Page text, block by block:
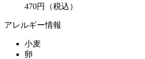
470円 （税込）
アレルギー情報
小麦
卵